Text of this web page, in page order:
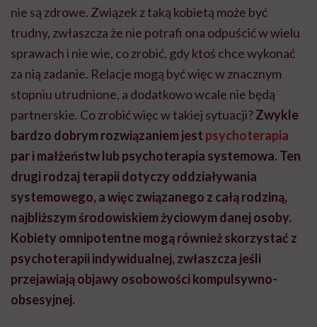
nie są zdrowe. Związek z taką kobietą może być
trudny, zwłaszcza że nie potrafi ona odpuścić w wielu
sprawach i nie wie, co zrobić, gdy ktoś chce wykonać
za nią zadanie. Relacje mogą być więc w znacznym
stopniu utrudnione, a dodatkowo wcale nie będą
partnerskie. Co zrobić więc w takiej sytuacji?Zwykle
bardzo dobrym rozwiązaniem jest psychoterapia
par i małżeństw lub psychoterapia systemowa. Ten
drugi rodzaj terapii dotyczy oddziaływania
systemowego, a więc związanego z całą rodziną,
najbliższym środowiskiem życiowym danej osoby.
Kobiety omnipotentne mogą również skorzystać z
psychoterapii indywidualnej, zwłaszcza jeśli
przejawiają objawy osobowości kompulsywno-
obsesyjnej.